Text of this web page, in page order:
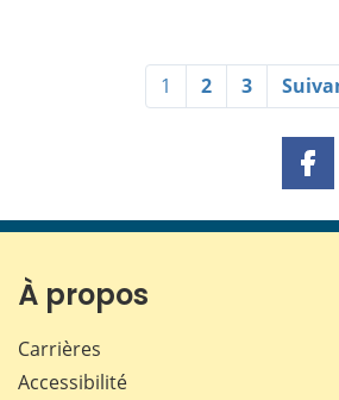
1 2 3
À propos
Carrières
Accessibilité